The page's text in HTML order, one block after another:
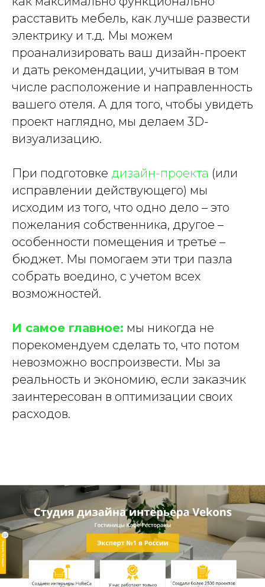
расставить мебель, как лучше развести
электрику и т.д. Мы можем
проанализировать ваш дизайн-проект
и дать рекомендации, учитывая в том
числе расположение и направленность
вашего отеля. А для того, чтобы увидеть
проект наглядно, мы делаем 3D-
визуализацию.
При подготовке дизайн-проекта (или
исправлении действующего) мы
исходим из того, что одно дело – это
пожелания собственника, другое –
особенности помещения и третье –
бюджет. Мы помогаем эти три пазла
собрать воедино, с учетом всех
возможностей.
И самое главное: мы никогда не
порекомендуем сделать то, что потом
невозможно воспроизвести. Мы за
реальность и экономию, если заказчик
заинтересован в оптимизации своих
расходов.